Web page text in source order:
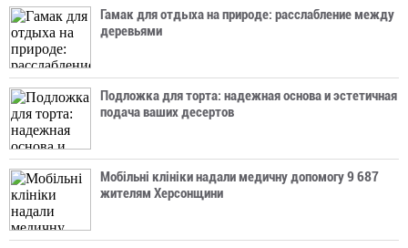
Гамак для отдыха на природе: расслабление между
деревьями
Подложка для торта: надежная основа и эстетичная
подача ваших десертов
Мобільні клініки надали медичну допомогу 9 687
жителям Херсонщини